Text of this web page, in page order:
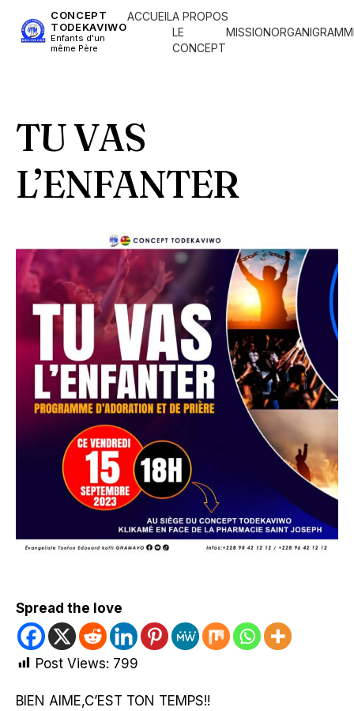
CONCEPT
TODEKAVIWO
Enfants d'un
même Père
ACCUEILA PROPOS
LE
CONCEPT
MISSION
TU VAS
L’ENFANTER
Spread the love
Post Views: 799
BIEN AIME,C’EST TON TEMPS!!